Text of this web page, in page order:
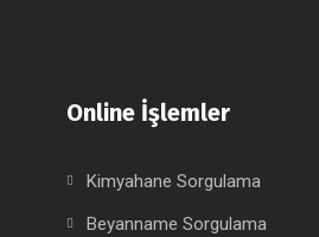
Online İşlemler
Kimyahane Sorgulama
Beyanname Sorgulama